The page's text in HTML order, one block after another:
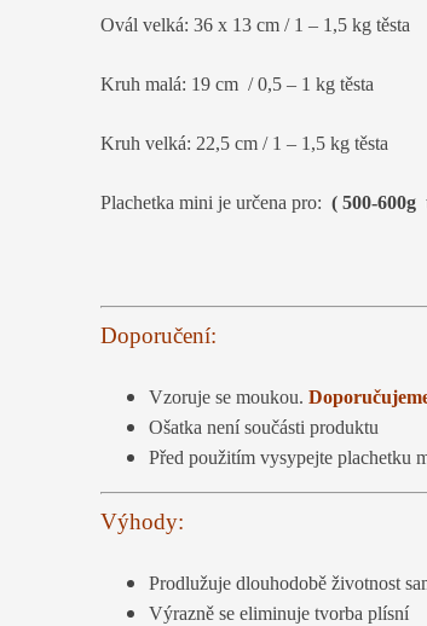
Ovál velká: 36 x 13 cm / 1 – 1,5 kg těsta
Kruh malá: 19 cm / 0,5 – 1 kg těsta
Kruh velká: 22,5 cm / 1 – 1,5 kg těsta
Plachetka mini je určena pro: ( 500-600g
Doporučení:
Vzoruje se moukou.
Ošatka není součásti produktu
Před použitím vysypejte plachetku
Výhody:
Prodlužuje dlouhodobě životnost
Výrazně se eliminuje tvorba plísní